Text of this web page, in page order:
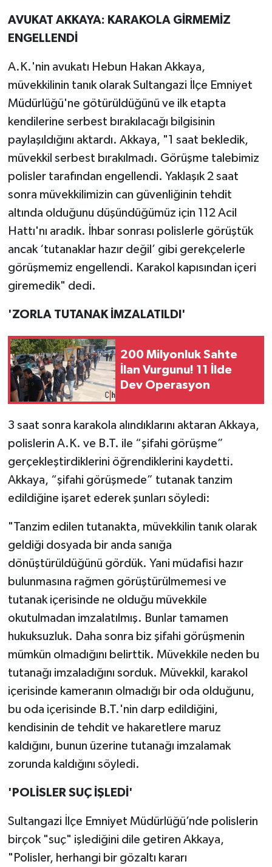
AVUKAT AKKAYA: KARAKOLA GİRMEMİZ
ENGELLENDİ
A.K.'nin avukatı Hebun Hakan Akkaya,
müvekkilinin tanık olarak Sultangazi İlçe Emniyet
Müdürlüğü'ne götürüldüğünü ve ilk etapta
kendilerine serbest bırakılacağı bilgisinin
paylaşıldığını aktardı. Akkaya, "1 saat bekledik,
müvekkil serbest bırakılmadı. Görüşme talebimiz
polisler tarafından engellendi. Yaklaşık 2 saat
sonra müvekkilimizin can güvenliğinin tehdit
altında olduğunu düşündüğümüz için 112 Acil
Hattı'nı aradık. İhbar sonrası polislerle görüştük
ancak ‘tutanaklar hazır değil’ gibi gerekçelerle
görüşmemiz engellendi. Karakol kapısından içeri
giremedik" dedi.
'ZORLA TUTANAK İMZALATILDI'
200 Milyonluk Sahte
İlan Vurgunu! 11 İlde
Dev Operasyon
3 saat sonra karakola alındıklarını aktaran Akkaya,
polislerin A.K. ve B.T. ile “şifahi görüşme”
gerçekleştirdiklerini öğrendiklerini kaydetti.
Akkaya, “şifahi görüşmede” tutanak tanzim
edildiğine işaret ederek şunları söyledi:
"Tanzim edilen tutanakta, müvekkilin tanık olarak
geldiği dosyada bir anda sanığa
dönüştürüldüğünü gördük. Yani müdafisi hazır
bulunmasına rağmen görüştürülmemesi ve
tutanak içerisinde ne olduğu müvekkile
okutulmadan imzalatılmış. Bunlar tamamen
hukuksuzluk. Daha sonra biz şifahi görüşmenin
mümkün olmadığını belirttik. Müvekkile neden bu
tutanağı imzaladığını sorduk. Müvekkil, karakol
içerisinde kameranın olmadığı bir oda olduğunu,
bu oda içerisinde B.T.'nin darp edildiğini,
kendisinin de tehdit ve hakaretlere maruz
kaldığını, bunun üzerine tutanağı imzalamak
zorunda kaldığını söyledi.
'POLİSLER SUÇ İŞLEDİ'
Sultangazi İlçe Emniyet Müdürlüğü’nde polislerin
birçok "suç" işlediğini dile getiren Akkaya,
"Polisler, herhangi bir gözaltı kararı